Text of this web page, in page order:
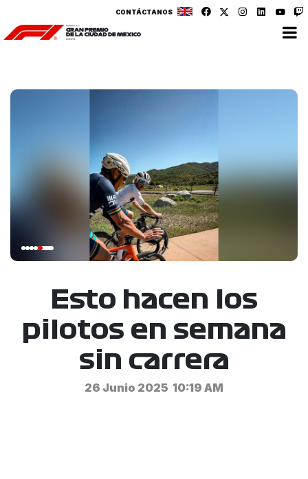
CONTÁCTANOS
Esto hacen los
pilotos en semana
sin carrera
26 Junio 2025 10:19 AM